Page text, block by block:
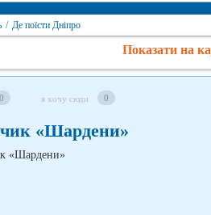
/ Де поїсти Дніпро
Показати на
0 я хочу сюди 0
«Шардени»